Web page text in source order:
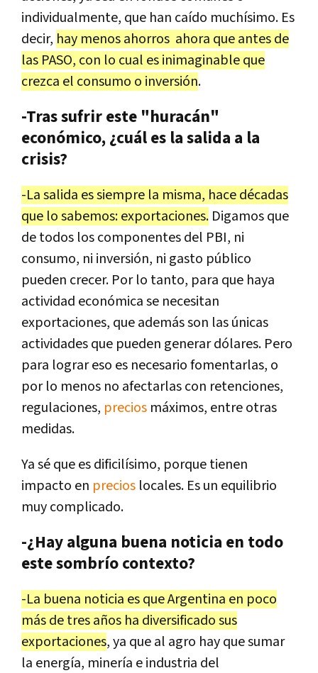
individualmente, que han caído muchísimo. Es
decir, hay menos ahorros ahora que antes de
las PASO, con lo cual es inimaginable que
crezca el consumo o inversión.
-Tras sufrir este "huracán"
económico, ¿cuál es la salida a la
crisis?
-La salida es siempre la misma, hace décadas
que lo sabemos: exportaciones. Digamos que
de todos los componentes del PBI, ni
consumo, ni inversión, ni gasto público
pueden crecer. Por lo tanto, para que haya
actividad económica se necesitan
exportaciones, que además son las únicas
actividades que pueden generar dólares. Pero
para lograr eso es necesario fomentarlas, o
por lo menos no afectarlas con retenciones,
regulaciones, precios máximos, entre otras
medidas.
Ya sé que es dificilísimo, porque tienen
impacto en precios locales. Es un equilibrio
muy complicado.
-¿Hay alguna buena noticia en todo
este sombrío contexto?
-La buena noticia es que Argentina en poco
más de tres años ha diversificado sus
exportaciones, ya que al agro hay que sumar
la energía, minería e industria del